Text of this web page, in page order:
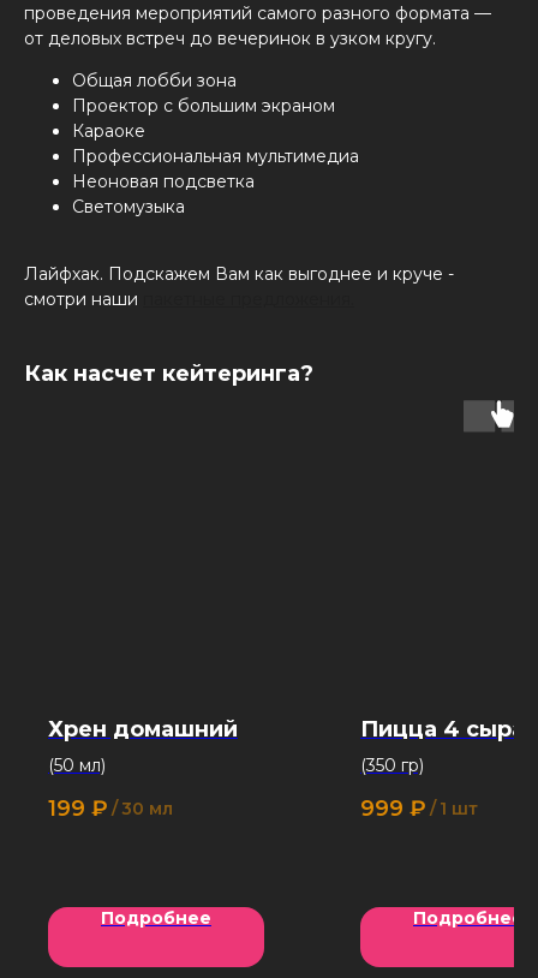
проведения мероприятий самого разного формата —
от деловых встреч до вечеринок в узком кругу.
Общая лобби зона
Проектор с большим экраном
Караоке
Профессиональная мультимедиа
Неоновая подсветка
Светомузыка
Лайфхак. Подскажем Вам как выгоднее и круче -
смотри наши
Как насчет кейтеринга?
Хрен домашний
(50 мл)
199 ₽ /30 мл
Подробнее
Пицца 4 сыра
(350 гр)
999 ₽ / 1 шт
Подробнее